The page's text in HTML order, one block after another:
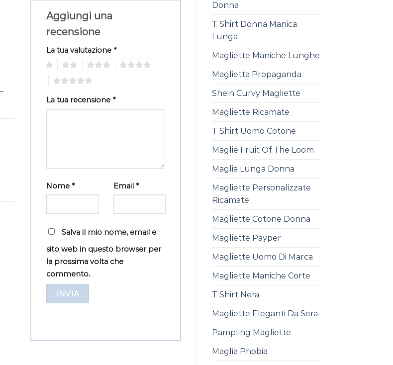
Donna
T Shirt Donna Manica
Lunga
Magliette Maniche Lunghe
Maglietta Propaganda
Shein Curvy Magliette
Magliette Ricamate
T Shirt Uomo Cotone
Maglie Fruit Of The Loom
Maglia Lunga Donna
Magliette Personalizzate
Ricamate
Magliette Cotone Donna
Magliette Payper
Magliette Uomo Di Marca
Magliette Maniche Corte
T Shirt Nera
Magliette Eleganti Da Sera
Pampling Magliette
Maglia Phobia
Aggiungi una
recensione
La tua valutazione *
La tua recensione *
Nome * Email *
Salva il mio nome, email e
sito web in questo browser per
la prossima volta che
commento.